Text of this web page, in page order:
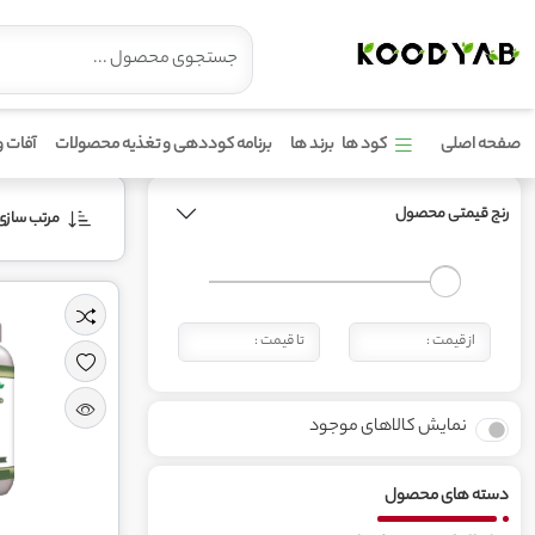
صفحه اصلی کود ها برند ها برنامه کوددهی و تغذیه محصولات آفات
رنج قیمتی محصول
نمایش کالاهای موجود
دسته های محصول
مرتب‌